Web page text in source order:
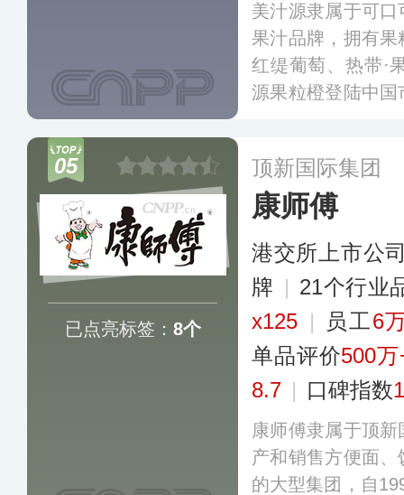
美汁源隶属于可
果汁品牌，拥有
红缇葡萄、热带·
源果粒橙登陆中
时整个果汁行业。
05
已点亮标签： 8个
顶新国际集团
康师傅
港交所上市公
牌 | 21个行业
x125 | 员工6
单品评价500万
8.7 | 口碑指数
康师傅隶属于顶
产和销售方便面
的大型集团，自